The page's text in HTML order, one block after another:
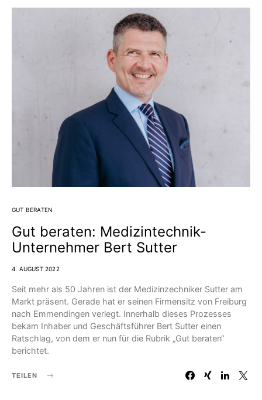
GUT BERATEN
Gut beraten: Medizintechnik-
Unternehmer Bert Sutter
4. AUGUST 2022
Seit mehr als 50 Jahren ist der Medizinzechniker Sutter am
Markt präsent. Gerade hat er seinen Firmensitz von Freiburg
nach Emmendingen verlegt. Innerhalb dieses Prozesses
bekam Inhaber und Geschäftsführer Bert Sutter einen
Ratschlag, von dem er nun für die Rubrik „Gut beraten“
berichtet.
TEILEN